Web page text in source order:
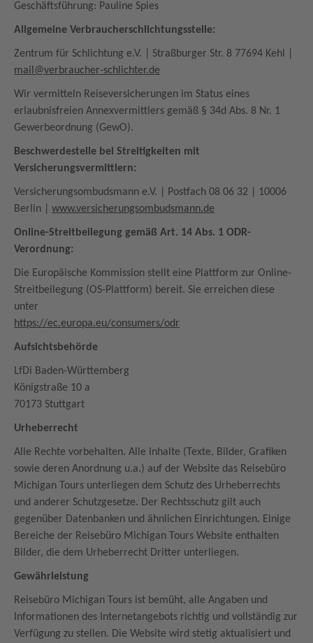
Geschäftsführung: Pauline Spies
Allgemeine Verbraucherschlichtungsstelle:
Zentrum für Schlichtung e.V. | Straßburger Str. 8 77694 Kehl |
mail@verbraucher-schlichter.de
Wir vermitteln Reiseversicherungen im Status eines
erlaubnisfreien Annexvermittlers gemäß § 34d Abs. 8 Nr. 1
Gewerbeordnung (GewO).
Beschwerdestelle bei Streitigkeiten mit
Versicherungsvermittlern:
Versicherungsombudsmann e.V. | Postfach 08 06 32 | 10006
Berlin | www.versicherungsombudsmann.de
Online-Streitbeilegung gemäß Art. 14 Abs. 1 ODR-
Verordnung:
Die Europäische Kommission stellt eine Plattform zur Online-
Streitbeilegung (OS-Plattform) bereit. Sie erreichen diese
unter
https://ec.europa.eu/consumers/odr
Aufsichtsbehörde
LfDi Baden-Württemberg
Königstraße 10 a
70173 Stuttgart
Urheberrecht
Alle Rechte vorbehalten. Alle Inhalte (Texte, Bilder, Grafiken
sowie deren Anordnung u.a.) auf der Website das Reisebüro
Michigan Tours unterliegen dem Schutz des Urheberrechts
und anderer Schutzgesetze. Der Rechtsschutz gilt auch
gegenüber Datenbanken und ähnlichen Einrichtungen. Einige
Bereiche der Reisebüro Michigan
Tours Website enthalten
Bilder, die dem Urheberrecht Dritter unterliegen.
Gewährleistung
Reisebüro Michigan Tours ist bemüht, alle Angaben und
Informationen des Internetangebots richtig und vollständig zur
Verfügung zu stellen. Die Website wird stetig aktualisiert und